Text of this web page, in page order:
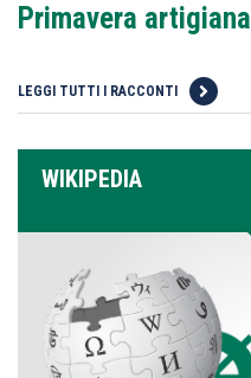
Primavera artigiana
LEGGI TUTTI I RACCONTI
WIKIPEDIA